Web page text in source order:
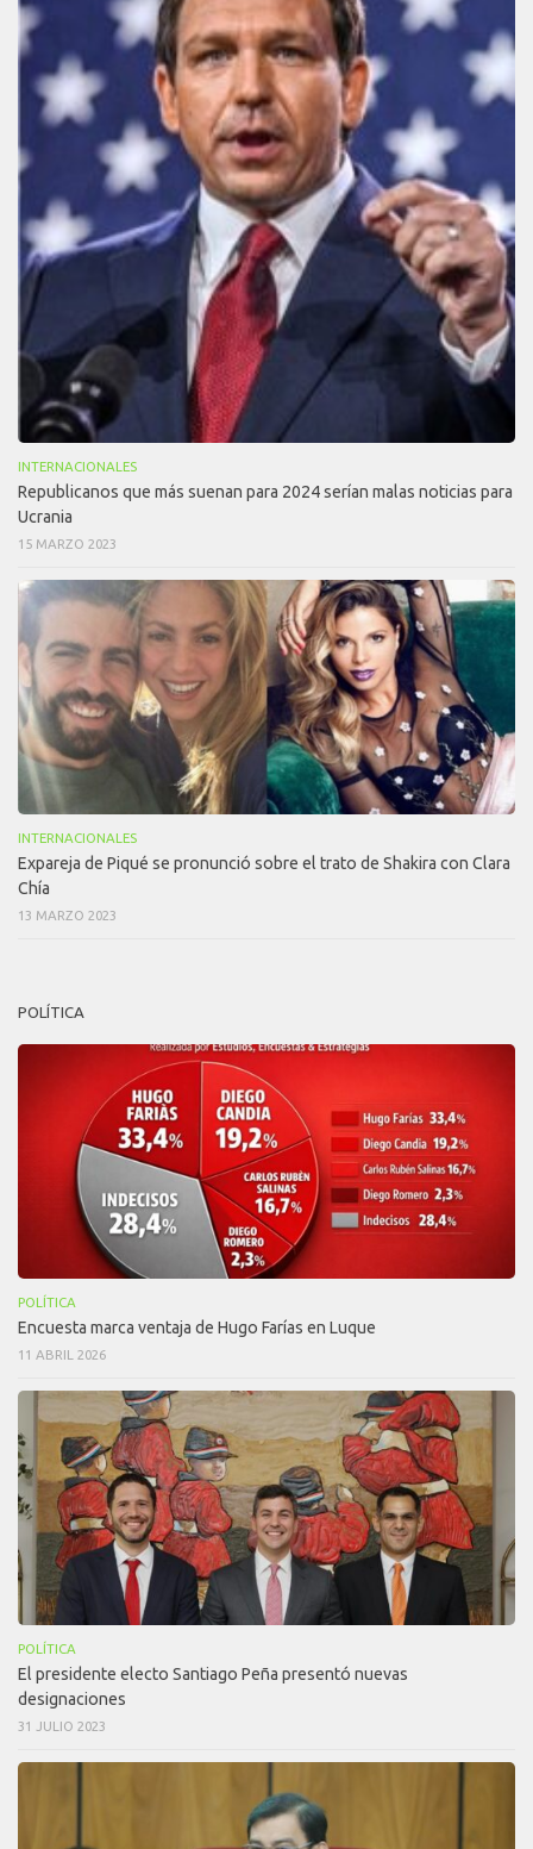
INTERNACIONALES
Republicanos que más suenan para 2024 serían malas noticias para
Ucrania
15 MARZO 2023
INTERNACIONALES
Expareja de Piqué se pronunció sobre el trato de Shakira con Clara
Chía
13 MARZO 2023
POLÍTICA
POLÍTICA
Encuesta marca ventaja de Hugo Farías en Luque
11 ABRIL 2026
POLÍTICA
El presidente electo Santiago Peña presentó nuevas
designaciones
31 JULIO 2023